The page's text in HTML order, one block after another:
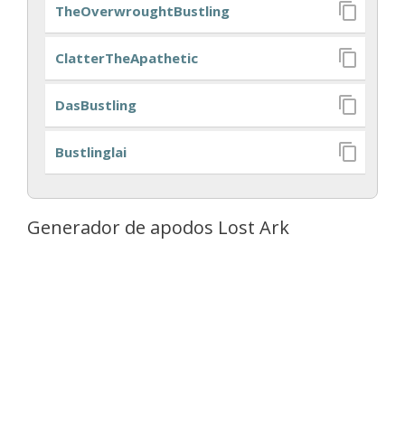
TheOverwroughtBustling
ClatterTheApathetic
DasBustling
Bustlinglai
Generador de apodos Lost Ark